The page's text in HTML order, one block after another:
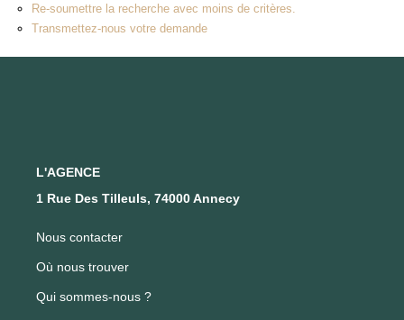
LOUER
Notre Équipe
Re-soumettre la recherche avec moins de critères.
Transmettez-nous votre demande
L'AGENCE
1 Rue Des Tilleuls, 74000 Annecy
Nous contacter
Où nous trouver
Qui sommes-nous ?